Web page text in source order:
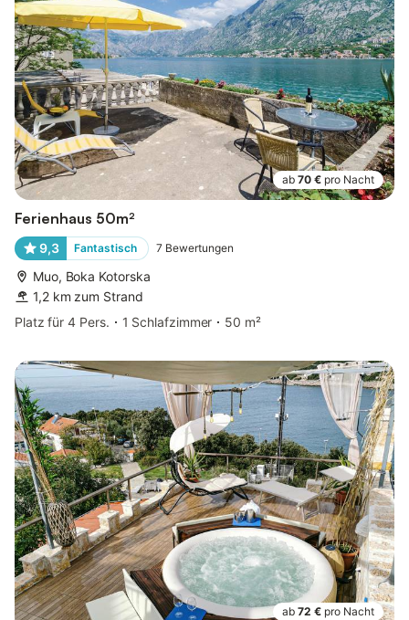
ab 70 € pro Nacht
Ferienhaus 50m²
9,3 Fantastisch 7 Bewertungen
Muo, Boka Kotorska
1,2 km zum Strand
Platz für 4 Pers.
1 Schlafzimmer 50 m²
ab 72 € pro Nacht